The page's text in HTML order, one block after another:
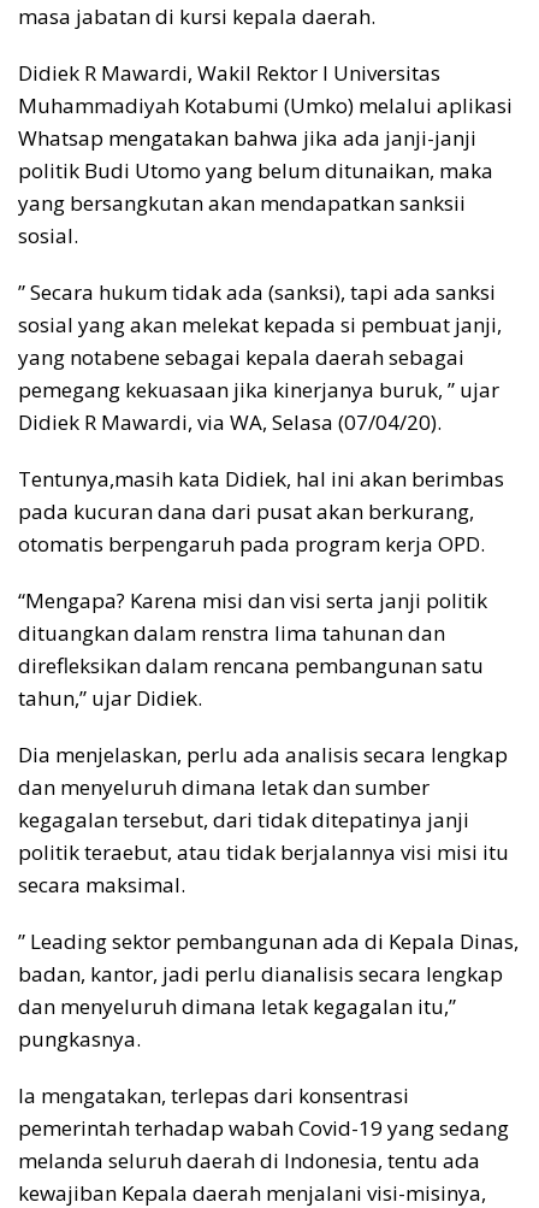
masa jabatan di kursi kepala daerah.
Didiek R Mawardi, Wakil Rektor I Universitas
Muhammadiyah Kotabumi (Umko) melalui aplikasi
Whatsap mengatakan bahwa jika ada janji-janji
politik Budi Utomo yang belum ditunaikan, maka
yang bersangkutan akan mendapatkan sanksii
sosial.
” Secara hukum tidak ada (sanksi), tapi ada sanksi
sosial yang akan melekat kepada si pembuat janji,
yang notabene sebagai kepala daerah sebagai
pemegang kekuasaan jika kinerjanya buruk, ” ujar
Didiek R Mawardi, via WA, Selasa (07/04/20).
Tentunya,masih kata Didiek, hal ini akan berimbas
pada kucuran dana dari pusat akan berkurang,
otomatis berpengaruh pada program kerja OPD.
“Mengapa? Karena misi dan visi serta janji politik
dituangkan dalam renstra lima tahunan dan
direfleksikan dalam rencana pembangunan satu
tahun,” ujar Didiek.
Dia menjelaskan, perlu ada analisis secara lengkap
dan menyeluruh dimana letak dan sumber
kegagalan tersebut, dari tidak ditepatinya janji
politik teraebut, atau tidak berjalannya visi misi itu
secara maksimal.
” Leading sektor pembangunan ada di Kepala Dinas,
badan, kantor, jadi perlu dianalisis secara lengkap
dan menyeluruh dimana letak kegagalan itu,”
pungkasnya.
Ia mengatakan, terlepas dari konsentrasi
pemerintah terhadap wabah Covid-19 yang sedang
melanda seluruh daerah di Indonesia, tentu ada
kewajiban Kepala daerah menjalani visi-misinya,